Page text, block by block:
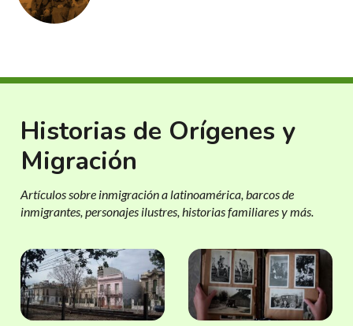
Historias de Orígenes y
Migración
Artículos sobre inmigración a latinoamérica, barcos de
inmigrantes, personajes ilustres, historias familiares y más.